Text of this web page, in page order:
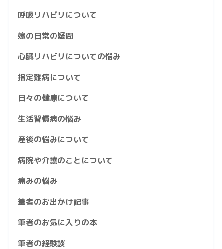
呼吸リハビリについて
嫁の日常の疑問
心臓リハビリについての悩み
指定難病について
日々の健康について
生活習慣病の悩み
産後の悩みについて
病院や介護のことについて
痛みの悩み
筆者のお出かけ記事
筆者のお気に入りの本
筆者の経験談